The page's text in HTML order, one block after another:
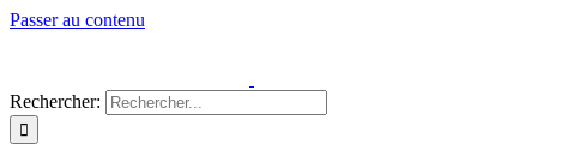
Passer au contenu
Rechercher: